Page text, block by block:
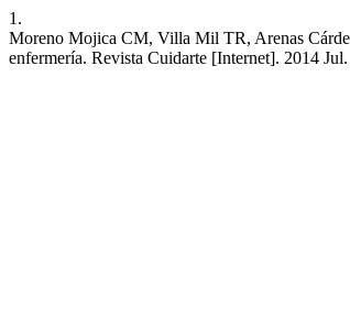
1.
Moreno Mojica CM, Villa Mil TR, Arenas
enfermería. Revista Cuidarte [Internet]. 2014